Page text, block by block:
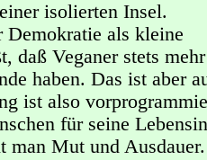
isolierten Insel.
Demokratie als kleine
daß Veganer stets mehr
haben. Das ist aber
ist also
für seine
man Mut und Ausdauer.